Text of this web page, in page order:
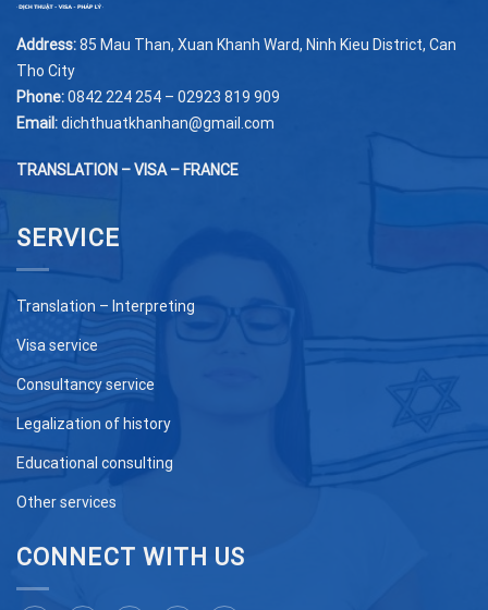
Address:85 Mau Than, Xuan Khanh Ward, Ninh Kieu District, Can
Tho City
Phone:0842 224 254 – 02923 819 909
Email:dichthuatkhanhan@gmail.com
TRANSLATION – VISA – FRANCE
SERVICE
Translation – Interpreting
Visa service
Consultancy service
Legalization of history
Educational consulting
Other services
CONNECT WITH US